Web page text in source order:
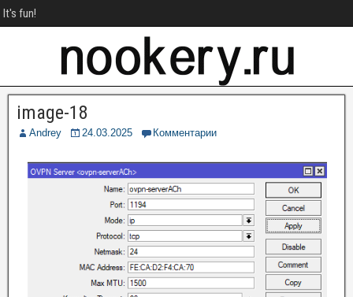
It's fun!
image-18
Andrey 24.03.2025 Комментарии